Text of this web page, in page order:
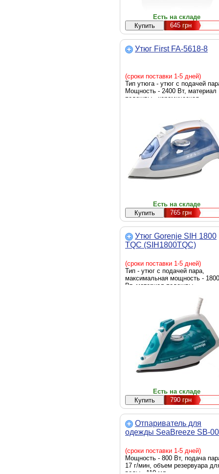
Есть на складе
645грн
Утюг First FA-5618-8
(сроки поставки 1-5 дней)
Тип утюга - утюг с подачей
Мощность - 2400 Вт, материал
подошвы - керамическая,
противокапельная система,
1.1 кг, Цвет - голубой
Есть на складе
765грн
Утюг Gorenje SIH 1800
TQC (SIH1800TQC)
(сроки поставки 1-5 дней)
Тип - утюг с подачей пара,
максимальная мощность - 1800
Вт, материал подошвы -
для воды - 250 мл, система
самоочистки,
система, скорость парового
- 80 г/хв, вес - 1.2 кг, Цвет -
Есть на складе
790грн
Отпариватель для
одежды SeaBreeze SB-
(сроки поставки 1-5 дней)
Мощность - 800 Вт, подача
17 г/мин, объем резервуара